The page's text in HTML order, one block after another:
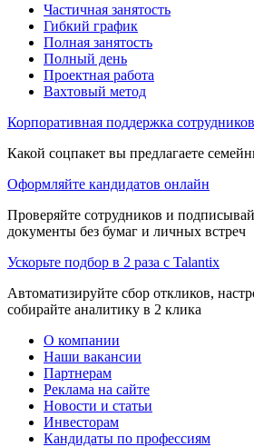
Частичная занятость
Гибкий график
Полная занятость
Полный день
Проектная работа
Вахтовый метод
Корпоративная поддержка сотрудников
Какой соцпакет вы предлагаете
Оформляйте кандидатов онлайн
Проверяйте сотрудников и
документы без бумаг и личных встреч
Ускорьте подбор в 2 раза с Talantix
Автоматизируйте сбор откликов,
собирайте аналитику в 2 клика
О компании
Наши вакансии
Партнерам
Реклама на сайте
Новости и статьи
Инвесторам
Кандидаты по профессиям